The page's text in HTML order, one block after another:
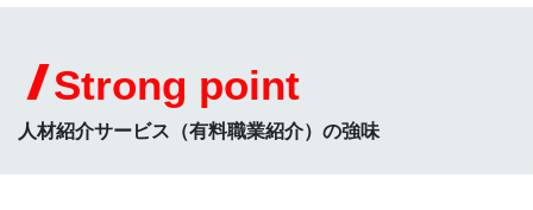
Strong point
人材紹介サービス（有料職業紹介）の強味